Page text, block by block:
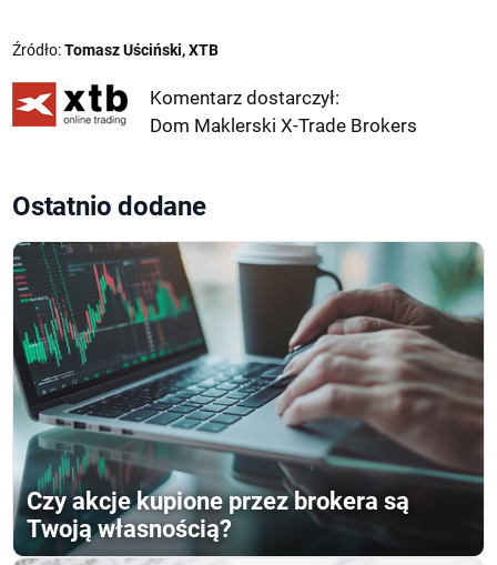
Źródło:Tomasz Uściński, XTB
Komentarz dostarczył:
Dom Maklerski X-Trade Brokers
Ostatnio dodane
Czy akcje kupione przez brokera są
Twoją własnością?